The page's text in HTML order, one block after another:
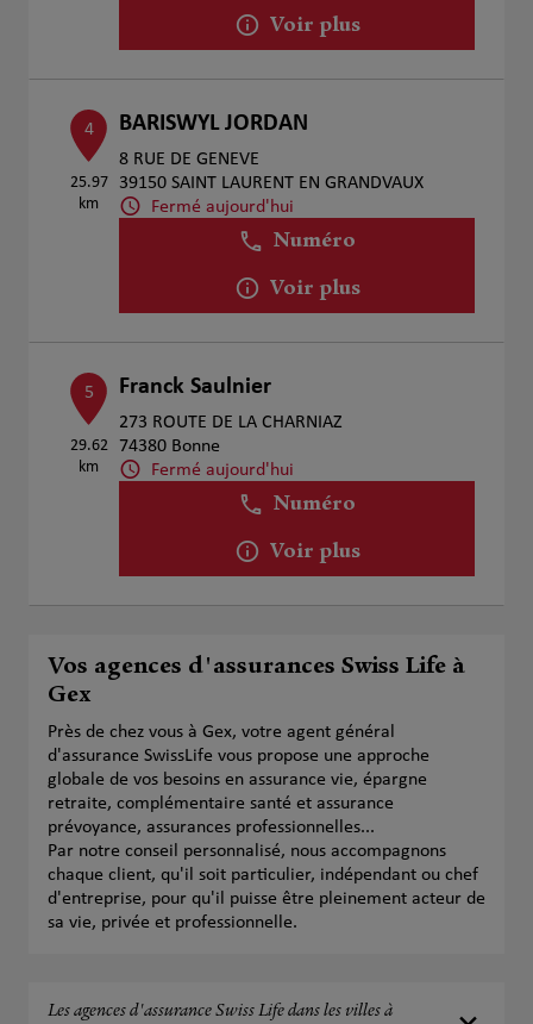
Voir plus
4
25.97
km
BARISWYL JORDAN
8 RUE DE GENEVE
39150 SAINT LAURENT EN GRANDVAUX
Fermé aujourd'hui
Numéro
Voir plus
5
29.62
km
Franck Saulnier
273 ROUTE DE LA CHARNIAZ
74380 Bonne
Fermé aujourd'hui
Numéro
Voir plus
Vos agences d'assurances Swiss Life à
Gex
Près de chez vous à Gex, votre agent général
d'assurance SwissLife vous propose une approche
globale de vos besoins en assurance vie, épargne
retraite, complémentaire santé et assurance
prévoyance, assurances professionnelles...
Par notre conseil personnalisé, nous accompagnons
chaque client, qu'il soit particulier, indépendant ou chef
d'entreprise, pour qu'il puisse être pleinement acteur de
sa vie, privée et professionnelle.
Les agences d'assurance Swiss Life dans les villes à